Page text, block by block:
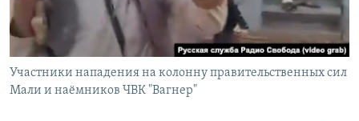
Участники нападения на колонну правительственных сил
Мали и наёмников ЧВК "Вагнер"